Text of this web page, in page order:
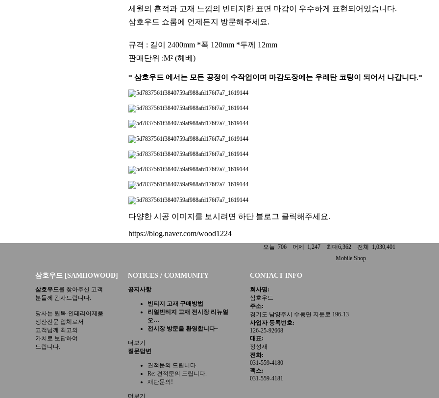
세월의 흔적과 고재 느낌의 빈티지한 표면 마감이 우수하게 표현되어있습니다.
삼호우드 쇼룸에 언제든지 방문해주세요.
규격 : 길이 2400mm *폭 120mm *두께 12mm
판매단위 :M² (헤베)
* 삼호우드 에서는 모든 공정이 수작업이며 마감도장에는 우레탄 코팅이 되어서 나갑니다.*
다양한 시공 이미지를 보시려면 하단 블로그 클릭해주세요.
https://blog.naver.com/wood1224
오늘 706 어제 1,247 최대6,362 전체 1,030,401
Mobile Shop
삼호우드 [SAMHOWOOD] NOTICES / COMMUNITY CONTACT INFO
삼호우드를 찾아주신 고객
분들께 감사드립니다.
당사는 원목·인테리어제품
생산전문 업체로서
고객님께 최고의
가치로 보답하여
드립니다.
공지사항
빈티지 고재 구매방법
리얼빈티지 고재 전시장 리뉴얼
오…
전시장 방문을 환영합니다~
더보기
질문답변
견적문의 드립니다.
Re: 견적문의 드립니다.
재단문의!
더보기
회사명:
삼호우드
주소:
경기도 남양주시 수동면 지둔로 196-13
사업자 등록번호:
126-25-92668
대표:
정성재
전화:
031-559-4180
팩스:
031-559-4181